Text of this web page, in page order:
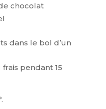
chocolat
dans le bol d’un
pendant 15